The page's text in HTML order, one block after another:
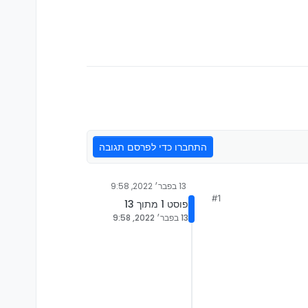
התחברו כדי לפרסם תגובה
#1
13 בפבר׳ 2022, 9:58
פוסט 1 מתוך 13
13 בפבר׳ 2022, 9:58